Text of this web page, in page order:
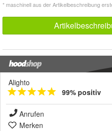
* maschinell aus der Artikelbeschreibung
Alighto
99% positiv
Anrufen
Merken